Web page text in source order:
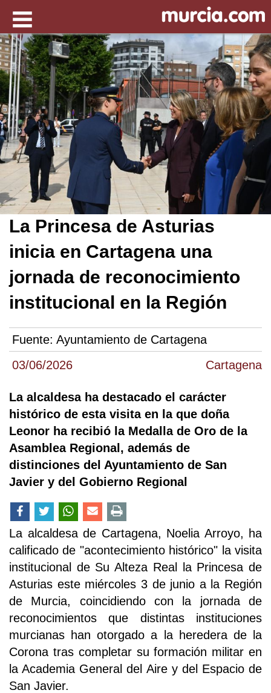
03/06/2026 Cartagena
La Princesa de Asturias
inicia en Cartagena una
jornada de reconocimiento
institucional en la Región
Fuente: Ayuntamiento de Cartagena
La alcaldesa ha destacado el carácter
histórico de esta visita en la que doña
Leonor ha recibió la Medalla de Oro de la
Asamblea Regional, además de
distinciones del Ayuntamiento de San
Javier y del Gobierno Regional
La alcaldesa de Cartagena, Noelia Arroyo, ha
calificado de "acontecimiento histórico" la visita
institucional de Su Alteza Real la Princesa de
Asturias este miércoles 3 de junio a la Región
de Murcia, coincidiendo con la jornada de
reconocimientos que distintas instituciones
murcianas han otorgado a la heredera de la
Corona tras completar su formación militar en
la Academia General del Aire y del Espacio de
San Javier.